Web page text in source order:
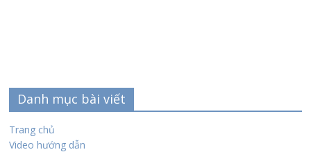
Danh mục bài viết
Trang chủ
Video hướng dẫn